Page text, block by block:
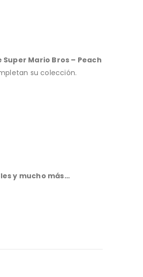
Super Mario Bros – Peach
su colección.
y mucho más…